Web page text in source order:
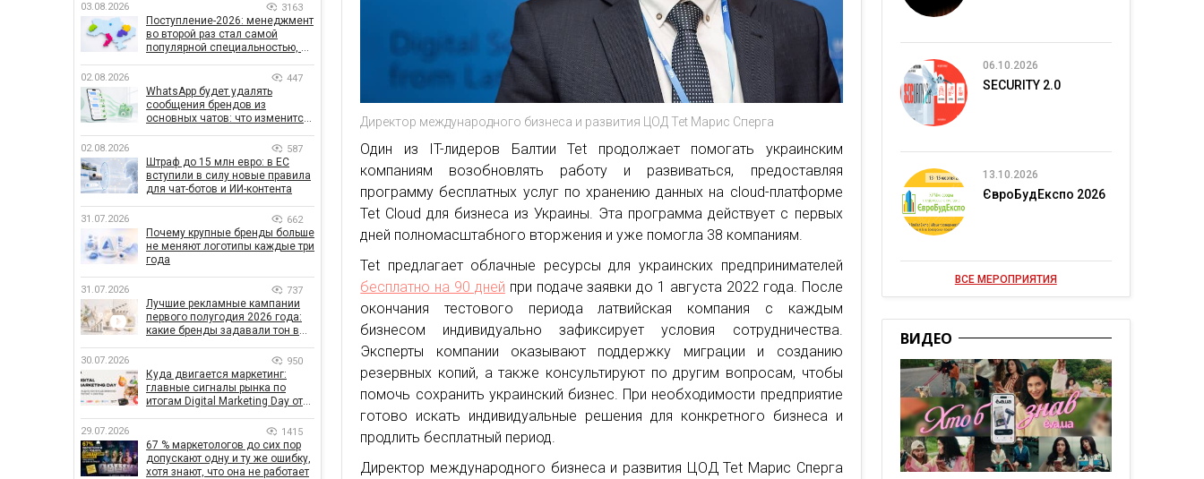
Директор международного бизнеса и развития ЦОД Tet Марис Сперга
Один из IT-лидеров Балтии Tet продолжает помогать украинским
компаниям возобновлять работу и развиваться, предоставляя
программу бесплатных услуг по хранению данных на cloud-платформе
Tet Cloud для бизнеса из Украины. Эта программа действует с первых
дней полномасштабного вторжения и уже помогла 38 компаниям.
Tet предлагает облачные ресурсы для украинских предпринимателей
бесплатно на 90 дней при подаче заявки до 1 августа 2022 года. После
окончания тестового периода латвийская компания с каждым
бизнесом индивидуально зафиксирует условия сотрудничества.
Эксперты компании оказывают поддержку миграции и созданию
резервных копий, а также консультируют по другим вопросам, чтобы
помочь сохранить украинский бизнес. При необходимости предприятие
готово искать индивидуальные решения для конкретного бизнеса и
продлить бесплатный период.
Директор международного бизнеса и развития ЦОД Tet Марис Сперга
03.08.2026 3163
Поступление-2026: менеджмент
во второй раз стал самой
популярной специальностью, а
рекордным за последние 5 лет
02.08.2026 447
WhatsApp будет удалять
сообщения брендов из
основных чатов: что изменится
02.08.2026 587
Штраф до 15 млн евро: в ЕС
вступили в силу новые правила
для чат-ботов и ИИ-контента
31.07.2026 662
Почему крупные бренды больше
не меняют логотипы каждые три
года
31.07.2026 737
Лучшие рекламные кампании
первого полугодия 2026 года:
какие бренды задавали тон в
30.07.2026 950
Куда двигается маркетинг:
главные сигналы рынка по
итогам Digital Marketing Day от
29.07.2026 1415
67 % маркетологов до сих пор
допускают одну и ту же ошибку,
хотя знают, что она не работает
06.10.2026
SECURITY 2.0
13.10.2026
ЄвроБудЕкспо 2026
ВСЕ МЕРОПРИЯТИЯ
ВИДЕО